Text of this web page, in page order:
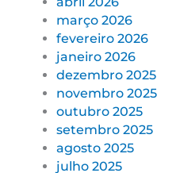
março 2026
fevereiro 2026
janeiro 2026
dezembro 2025
novembro 2025
outubro 2025
setembro 2025
agosto 2025
julho 2025